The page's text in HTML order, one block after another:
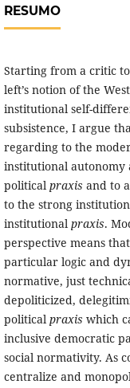
RESUMO
Starting from a critic
left’s notion of the
institutional self-
subsistence, I argue
regarding to the
institutional autonomy
political praxis and to
to the strong
institutional praxis.
perspective means
particular logic and
normative, just
depoliticized,
political praxis which
inclusive democratic
social normativity. As
centralize and